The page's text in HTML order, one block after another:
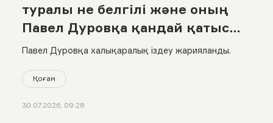
туралы не белгілі және оның
Павел Дуровқа қандай қатысы
бар?
Павел Дуровқа халықаралық іздеу жарияланды.
Қоғам
30.07.2026, 09:28